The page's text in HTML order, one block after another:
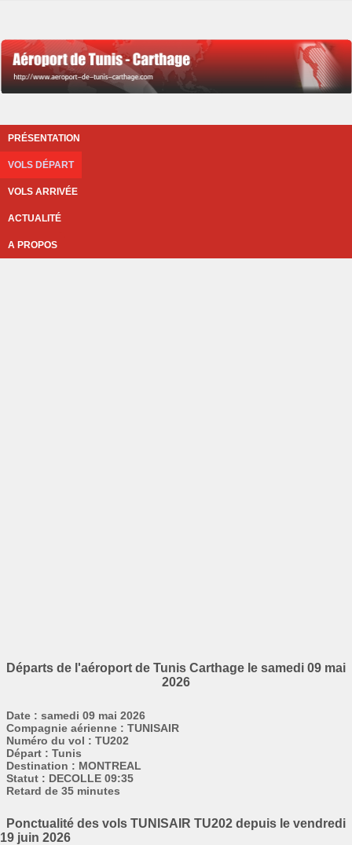
PRÉSENTATION
VOLS DÉPART
VOLS ARRIVÉE
ACTUALITÉ
A PROPOS
Départs de l'aéroport de Tunis Carthage le samedi 09 mai
2026
Date : samedi 09 mai 2026
Compagnie aérienne : TUNISAIR
Numéro du vol : TU202
Départ : Tunis
Destination : MONTREAL
Statut : DECOLLE 09:35
Retard de 35 minutes
Ponctualité des vols TUNISAIR TU202 depuis le vendredi
19 juin 2026